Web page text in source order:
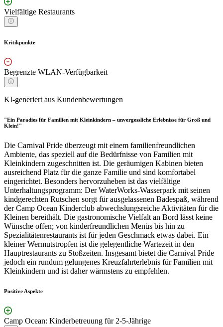
Vielfältige Restaurants
Kritikpunkte
Begrenzte WLAN-Verfügbarkeit
KI-generiert aus Kundenbewertungen
"Ein Paradies für Familien mit Kleinkindern – unvergessliche Erlebnisse für Groß und
Klein!"
Die Carnival Pride überzeugt mit einem familienfreundlichen
Ambiente, das speziell auf die Bedürfnisse von Familien mit
Kleinkindern zugeschnitten ist. Die geräumigen Kabinen bieten
ausreichend Platz für die ganze Familie und sind komfortabel
eingerichtet. Besonders hervorzuheben ist das vielfältige
Unterhaltungsprogramm: Der WaterWorks-Wasserpark mit seinen
kindgerechten Rutschen sorgt für ausgelassenen Badespaß, während
der Camp Ocean Kinderclub abwechslungsreiche Aktivitäten für die
Kleinen bereithält. Die gastronomische Vielfalt an Bord lässt keine
Wünsche offen; von kinderfreundlichen Menüs bis hin zu
Spezialitätenrestaurants ist für jeden Geschmack etwas dabei. Ein
kleiner Wermutstropfen ist die gelegentliche Wartezeit in den
Hauptrestaurants zu Stoßzeiten. Insgesamt bietet die Carnival Pride
jedoch ein rundum gelungenes Kreuzfahrterlebnis für Familien mit
Kleinkindern und ist daher wärmstens zu empfehlen.
Positive Aspekte
Camp Ocean: Kinderbetreuung für 2-5-Jährige